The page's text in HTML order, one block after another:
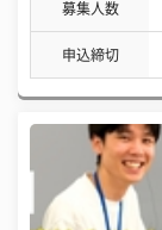
募集人数
申込締切